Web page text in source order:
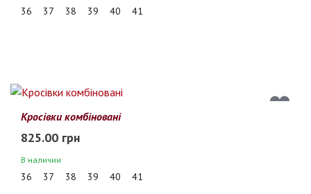
36 37 38 39 40 41
Кросівки комбіновані
825.00 грн
В наличии
36 37 38 39 40 41